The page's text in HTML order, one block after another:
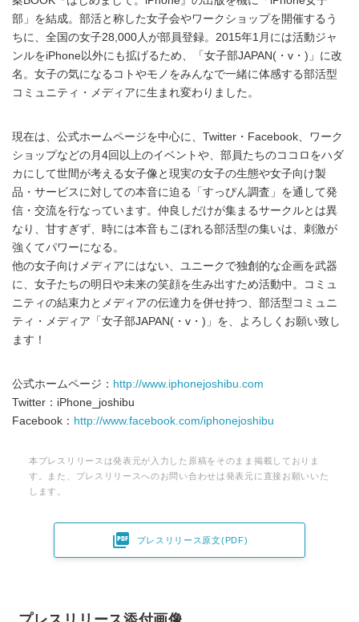
部」を結成。部活と称した女子会やワークショップを開催するう
ちに、全国の女子28,000人が部員登録。2015年1月には活動ジャ
ンルをiPhone以外にも拡げるため、「女子部JAPAN(・v・)」に改
名。女子の気になるコトやモノをみんなで一緒に体感する部活型
コミュニティ・メディアに生まれ変わりました。
現在は、公式ホームページを中心に、Twitter・Facebook、ワーク
ショップなどの月4回以上のイベントや、部員たちのココロをハダ
カにして世間が考える女子像と現実の女子の生態や女子向け製
品・サービスに対しての本音に迫る「すっぴん調査」を通して発
信・交流を行なっています。仲良しだけが集まるサークルとは異
なり、甘すぎず、時には本音もこぼれる部活型の集いは、刺激が
強くてパワーになる。
他の女子向けメディアにはない、ユニークで独創的な企画を武器
に、女子たちの明日や未来の笑顔を生み出すため活動中。コミュ
ニティの結束力とメディアの伝達力を併せ持つ、部活型コミュニ
ティ・メディア「女子部JAPAN(・v・)」を、よろしくお願い致し
ます！
公式ホームページ： http://www.iphonejoshibu.com
Twitter：iPhone_joshibu
Facebook： http://www.facebook.com/iphonejoshibu
本プレスリリースは発表元が入力した原稿をそのまま掲載しておりま
す。また、プレスリリースへのお問い合わせは発表元に直接お願いいた
します。
 プレスリリース原文(PDF)